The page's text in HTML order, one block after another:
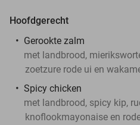
Hoofdgerecht
Gerookte zalm
met landbrood,
zoetzure rode ui en
Spicy chicken
met landbrood, spicy kip,
knoflookmayonaise en